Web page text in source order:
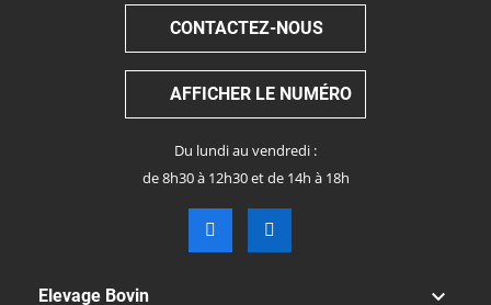
CONTACTEZ-NOUS
AFFICHER LE NUMÉRO
Du lundi au vendredi :
de 8h30 à 12h30 et de 14h à 18h
Elevage Bovin 